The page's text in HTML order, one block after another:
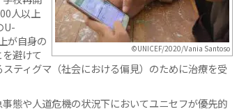
©UNICEF/2020/Vania Santoso
人以上
U-
が自身の
避けて
ティグマ（社会における偏見）のために治療を受
態や人道危機の状況下においてユニセフが優先的